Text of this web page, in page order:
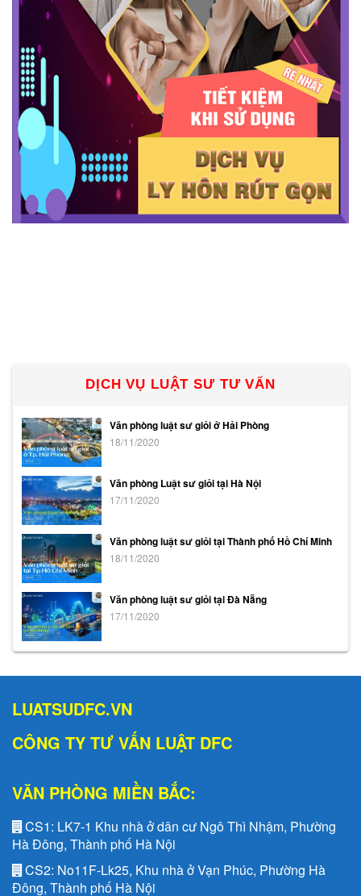
DỊCH VỤ LUẬT SƯ TƯ VẤN
Văn phòng luật sư giỏi ở Hải Phòng
18/11/2020
Văn phòng Luật sư giỏi tại Hà Nội
17/11/2020
Văn phòng luật sư giỏi tại Thành phố Hồ Chí Minh
18/11/2020
Văn phòng luật sư giỏi tại Đà Nẵng
17/11/2020
LUATSUDFC.VN
CÔNG TY TƯ VẤN LUẬT DFC
VĂN PHÒNG MIỀN BẮC:
CS1: LK7-1 Khu nhà ở dân cư Ngô Thì Nhậm, Phường
Hà Đông, Thành phố Hà Nội
CS2: No11F-Lk25, Khu nhà ở Vạn Phúc, Phường Hà
Đông, Thành phố Hà Nội